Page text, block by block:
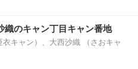
織のキャン丁目キャン番地
衣キャン）、大西沙織 （さおキャ